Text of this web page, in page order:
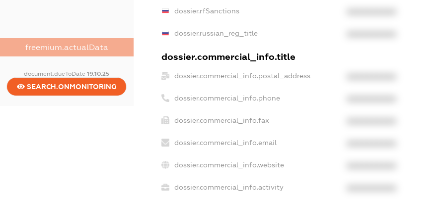
freemium.actualData
document.dueToDate19.10.25
SEARCH.ONMONITORING
dossier.rfSanctions
dossier.russian_reg_title
dossier.commercial_info.title
dossier.commercial_info.postal_address
dossier.commercial_info.phone
dossier.commercial_info.fax
dossier.commercial_info.email
dossier.commercial_info.website
dossier.commercial_info.activity